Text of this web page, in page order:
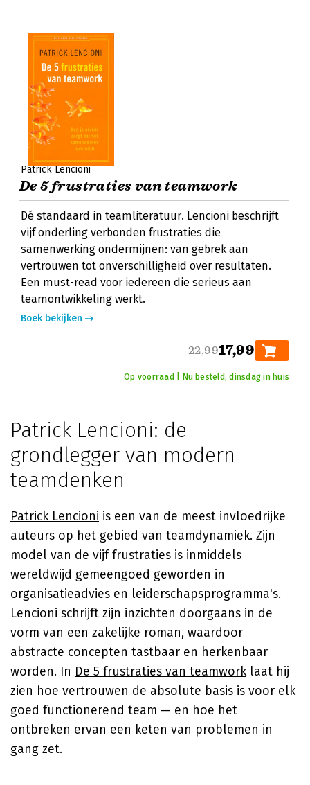
Patrick Lencioni
De 5 frustraties van teamwork
Dé standaard in teamliteratuur. Lencioni beschrijft
vijf onderling verbonden frustraties die
samenwerking ondermijnen: van gebrek aan
vertrouwen tot onverschilligheid over resultaten.
Een must-read voor iedereen die serieus aan
teamontwikkeling werkt.
Boek bekijken
22,9917,99
Op voorraad | Nu besteld, dinsdag in huis
Patrick Lencioni: de
grondlegger van modern
teamdenken
Patrick Lencioni is een van de meest invloedrijke
auteurs op het gebied van teamdynamiek. Zijn
model van de vijf frustraties is inmiddels
wereldwijd gemeengoed geworden in
organisatieadvies en leiderschapsprogramma's.
Lencioni schrijft zijn inzichten doorgaans in de
vorm van een zakelijke roman, waardoor
abstracte concepten tastbaar en herkenbaar
worden. In De 5 frustraties van teamworklaat hij
zien hoe vertrouwen de absolute basis is voor elk
goed functionerend team — en hoe het
ontbreken ervan een keten van problemen in
gang zet.